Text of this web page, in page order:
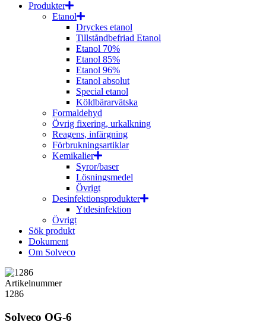
Produkter
Etanol
Dryckes etanol
Tillståndbefriad Etanol
Etanol 70%
Etanol 85%
Etanol 96%
Etanol absolut
Special etanol
Köldbärarvätska
Formaldehyd
Övrig fixering, urkalkning
Reagens, infärgning
Förbrukningsartiklar
Kemikalier
Syror/baser
Lösningsmedel
Övrigt
Desinfektionsprodukter
Ytdesinfektion
Övrigt
Sök produkt
Dokument
Om Solveco
Artikelnummer
1286
Solveco OG-6